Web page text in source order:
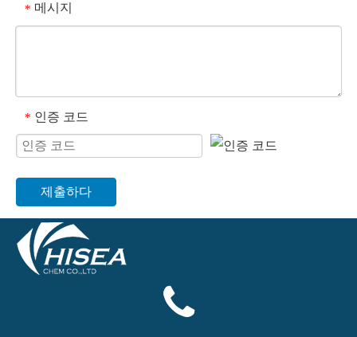
* 메시지
* 인증 코드
제출하다